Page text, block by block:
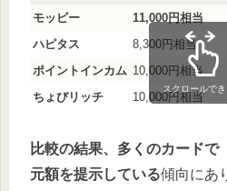
モッピー
11,000円相当
ハピタス
8,300円相当
ポイントインカム 10,000円相当
ちょびリッチ
10,000円相当
スクロールで
比較の結果、多くのカードで
元額を提示している傾向にあ